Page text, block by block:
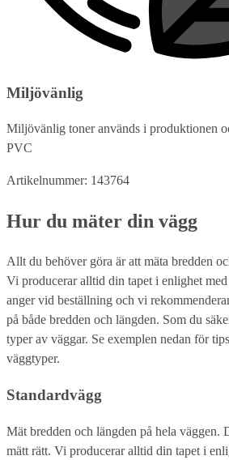
Miljövänlig
Miljövänlig toner används i produktionen
PVC
Artikelnummer: 143764
Hur du mäter din vägg
Allt du behöver göra är att mäta bredden
Vi producerar alltid din tapet i enlighet
anger vid beställning och vi
på både bredden och längden. Som du
typer av väggar. Se exemplen nedan för
väggtyper.
Standardvägg
Mät bredden och längden på hela väggen.
mätt rätt. Vi producerar alltid din tapet i